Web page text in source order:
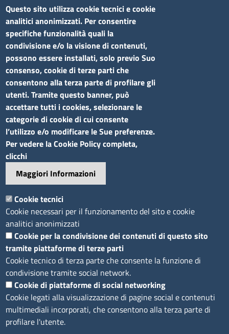
Bandi di concorso
Siti tematici
Elenco siti tematici
Seguici su
Sito web
Accesso riservato
Mappa del sito
Footer
Feed RSS
Note legali
Privacy
Trattamento dei dati
Cookie
Dichiarazione di accessibilità
Obiettivi di accessibilità
Questo sito utilizza cookie tecnici e cookie
analitici anonimizzati. Per consentire
specifiche funzionalità quali la
condivisione e/o la visione di contenuti,
possono essere installati, solo previo Suo
consenso, cookie di terze parti che
consentono alla terza parte di profilare gli
utenti. Tramite questo banner, può
accettare tutti i cookies, selezionare le
categorie di cookie di cui consente
l’utilizzo e/o modificare le Sue preferenze.
Per vedere la Cookie Policy completa,
clicchi
Maggiori Informazioni
Cookie tecnici
Cookie necessari per il funzionamento del sito e cookie
analitici anonimizzati
Cookie per la condivisione dei contenuti di questo sito
tramite piattaforme di terze parti
Cookie tecnico di terza parte che consente la funzione di
condivisione tramite social network.
Cookie di piattaforme di social networking
Cookie legati alla visualizzazione di pagine social e contenuti
multimediali incorporati, che consentono alla terza parte di
profilare l'utente.